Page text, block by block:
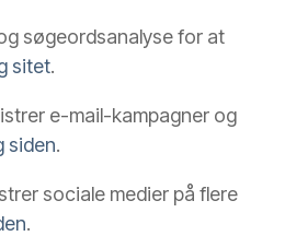
søgeordsanalyse for at
sitet.
e-mail-kampagner og
siden.
sociale medier på flere
.